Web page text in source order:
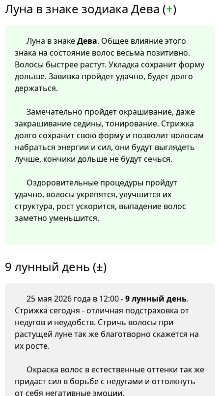
Луна в знаке зодиака Дева (+)
Луна в знакеДева. Общее влияние этого
знака на состояние волос весьма позитивно.
Волосы быстрее растут. Укладка сохранит форму
дольше. Завивка пройдет удачно, будет долго
держаться.
Замечательно пройдет окрашивание, даже
закрашивание седины, тонирование. Стрижка
долго сохранит свою форму и позволит волосам
набраться энергии и сил, они будут выглядеть
лучше, кончики дольше не будут сечься.
Оздоровительные процедуры пройдут
удачно, волосы укрепятся, улучшится их
структура, рост ускорится, выпадение волос
заметно уменьшится.
9 лунный день (±)
25 мая 2026 года в 12:00 -9 лунный день.
Стрижка сегодня - отличная подстраховка от
недугов и неудобств. Стричь волосы при
растущей луне так же благотворно скажется на
их росте.
Окраска волос в естественные оттенки так же
придаст сил в борьбе с недугами и оттолкнуть
от себя негативные эмоции.